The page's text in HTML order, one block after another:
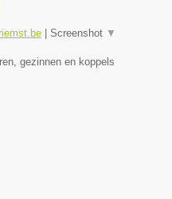
Screenshot ▼
gezinnen en koppels